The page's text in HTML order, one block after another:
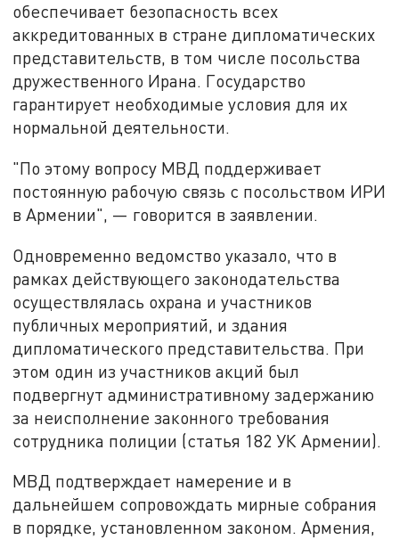
обеспечивает безопасность всех
аккредитованных в стране дипломатических
представительств, в том числе посольства
дружественного Ирана. Государство
гарантирует необходимые условия для их
нормальной деятельности.
"По этому вопросу МВД поддерживает
постоянную рабочую связь с посольством ИРИ
в Армении", — говорится в заявлении.
Одновременно ведомство указало, что в
рамках действующего законодательства
осуществлялась охрана и участников
публичных мероприятий, и здания
дипломатического представительства. При
этом один из участников акций был
подвергнут административному задержанию
за неисполнение законного требования
сотрудника полиции (статья 182 УК Армении).
МВД подтверждает намерение и в
дальнейшем сопровождать мирные собрания
в порядке, установленном законом. Армения,